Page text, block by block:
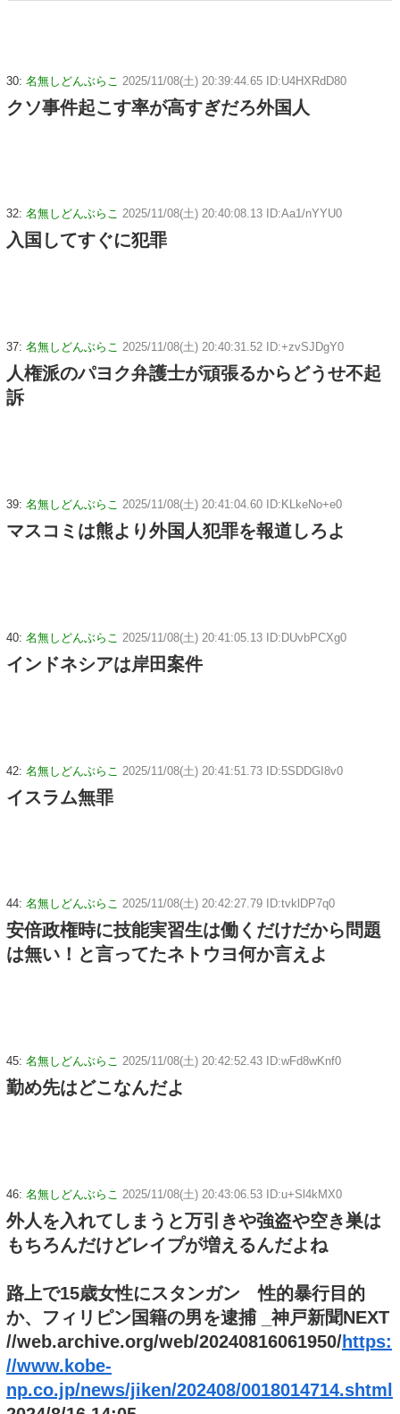
30: 名無しどんぶらこ 2025/11/08(土) 20:39:44.65 ID:U4HXRdD80
クソ事件起こす率が高すぎだろ外国人
32: 名無しどんぶらこ 2025/11/08(土) 20:40:08.13 ID:Aa1/nYYU0
入国してすぐに犯罪
37: 名無しどんぶらこ 2025/11/08(土) 20:40:31.52 ID:+zvSJDgY0
人権派のパヨク弁護士が頑張るからどうせ不起
訴
39: 名無しどんぶらこ 2025/11/08(土) 20:41:04.60 ID:KLkeNo+e0
マスコミは熊より外国人犯罪を報道しろよ
40: 名無しどんぶらこ 2025/11/08(土) 20:41:05.13 ID:DUvbPCXg0
インドネシアは岸田案件
42: 名無しどんぶらこ 2025/11/08(土) 20:41:51.73 ID:5SDDGI8v0
イスラム無罪
44: 名無しどんぶらこ 2025/11/08(土) 20:42:27.79 ID:tvklDP7q0
安倍政権時に技能実習生は働くだけだから問題
は無い！と言ってたネトウヨ何か言えよ
45: 名無しどんぶらこ 2025/11/08(土) 20:42:52.43 ID:wFd8wKnf0
勤め先はどこなんだよ
46: 名無しどんぶらこ 2025/11/08(土) 20:43:06.53 ID:u+Sl4kMX0
外人を入れてしまうと万引きや強盗や空き巣は
もちろんだけどレイプが増えるんだよね
路上で15歳女性にスタンガン 性的暴行目的
か、フィリピン国籍の男を逮捕 _神戸新聞NEXT
//web.archive.org/web/20240816061950/https:
//www.kobe-
np.co.jp/news/jiken/202408/0018014714.shtml